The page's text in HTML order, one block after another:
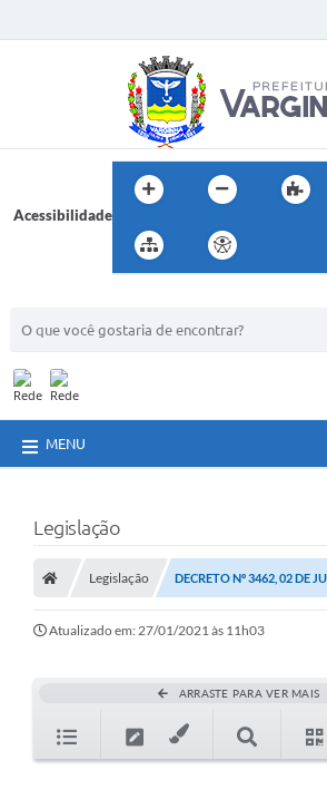
Acessibilidade
MENU
Legislação
Legislação DECRETO Nº 3462, 02 DE
Atualizado em: 27/01/2021 às 11h03
ARRASTE PARA VER MAIS